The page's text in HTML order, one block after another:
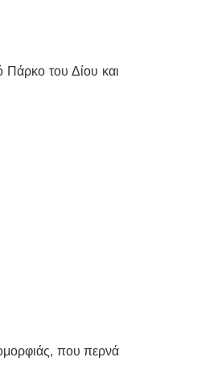
Πάρκο του Δίου και
που περνά